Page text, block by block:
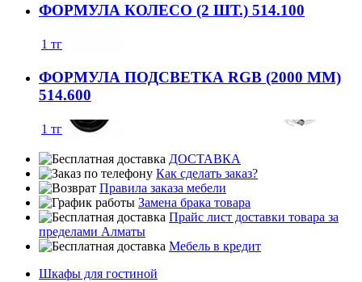
ФОРМУЛА КОЛЕСО (2 ШТ.) 514.100
1 тг
ФОРМУЛА ПОДСВЕТКА RGB (2000 ММ)
514.600
1 тг
ДОСТАВКА
Как сделать заказ?
Правила заказа мебели
Замена брака товара
Прайс лист доставки товара за
пределами Алматы
Мебель в кредит
Шкафы для гостиной